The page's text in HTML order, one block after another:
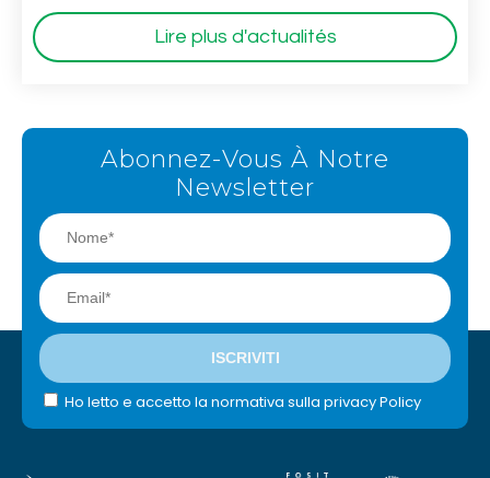
Lire plus d'actualités
Abonnez-Vous À Notre
Newsletter
Ho letto e accetto la normativa sulla privacy Policy